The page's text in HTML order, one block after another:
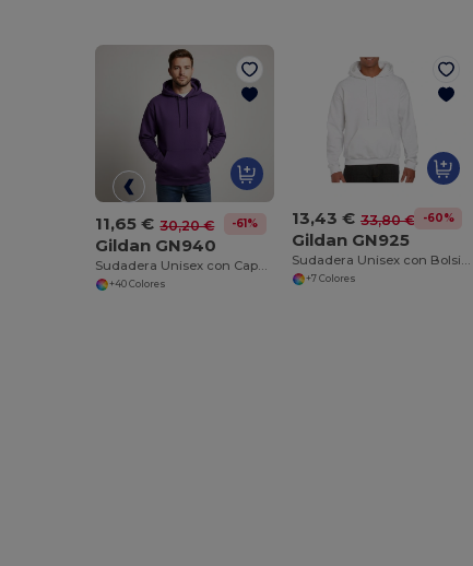
11,65 € 30,20 € -61%
Gildan GN940
Sudadera Unisex con Capucha de Alta Calidad Gildan
+40 Colores
13,43 € 33,80 € -60%
Gildan GN925
Sudadera Unisex con Bolsillo Canguro y Capucha
+7 Colores